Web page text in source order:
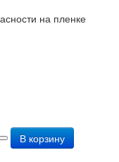
В корзину